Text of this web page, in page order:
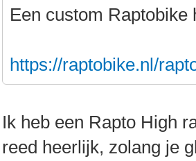
Een custom Raptobike
https://raptobike.nl/
Ik heb een Rapto High
reed heerlijk, zolang je